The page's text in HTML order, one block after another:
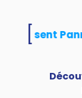
utilisent